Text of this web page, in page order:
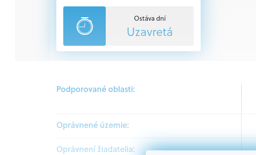
Ostáva dní
Uzavretá
Podporované oblasti:
Oprávnené územie:
Oprávnení žiadatelia: